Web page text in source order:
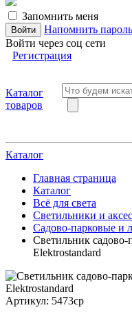
Запомнить меня
Напомнить пароль
Войти через соц сети
Регистрация
Каталог
товаров
Каталог
Главная страница
Каталог
Всё для света
Светильники и
Садово-парковые и
Светильник
Elektrostandard
Артикул: 5473ср